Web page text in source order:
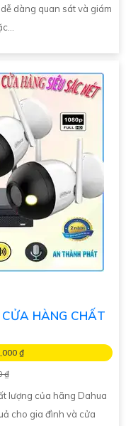
dàng quan sát và giám
HÀNG CHẤT
₫
₫
lượng của hãng Dahua
cho gia đình và cửa